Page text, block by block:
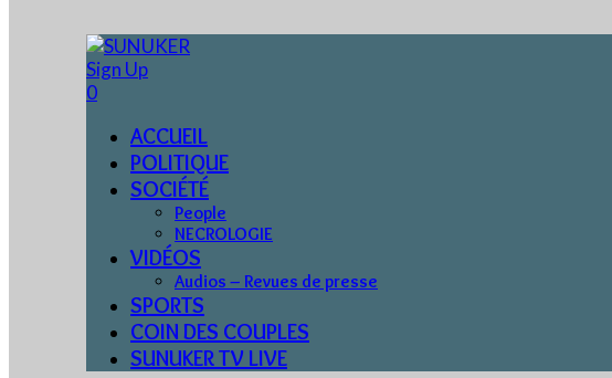
Sign Up
0
ACCUEIL
POLITIQUE
SOCIÉTÉ
People
NECROLOGIE
VIDÉOS
Audios – Revues de presse
SPORTS
COIN DES COUPLES
SUNUKER TV LIVE